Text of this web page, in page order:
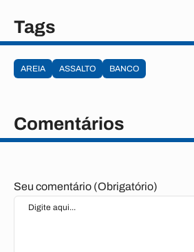
Tags
AREIA ASSALTO BANCO
Comentários
Seu comentário (Obrigatório)